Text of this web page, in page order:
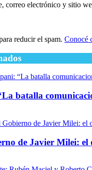
correo electrónico y sitio
reducir el spam. Conocé
batalla
de Javier Milei: el